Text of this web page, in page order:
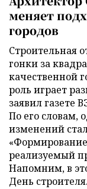
меняет
городов
Строительная
гонки за
качественной
роль играет
заявил газете
По его словам,
изменений
реализуемый
Напомним, в
День строителя.